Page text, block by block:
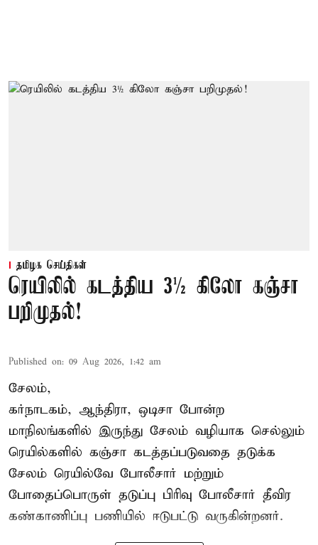
தமிழக செய்திகள்
ரெயிலில் கடத்திய 3½ கிலோ கஞ்சா
பறிமுதல்!
Published on: 09 Aug 2026, 1:42 am
சேலம்,
கர்நாடகம், ஆந்திரா, ஒடிசா போன்ற
மாநிலங்களில் இருந்து சேலம் வழியாக செல்லும்
ரெயில்களில் கஞ்சா கடத்தப்படுவதை தடுக்க
சேலம் ரெயில்வே போலீசார் மற்றும்
போதைப்பொருள் தடுப்பு பிரிவு போலீசார் தீவிர
கண்காணிப்பு பணியில் ஈடுபட்டு வருகின்றனர்.